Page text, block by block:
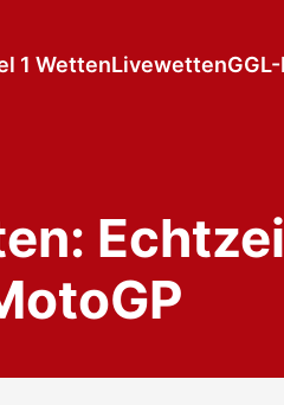
1 WettenLivewetten